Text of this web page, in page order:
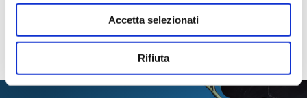
Accetta selezionati
Rifiuta